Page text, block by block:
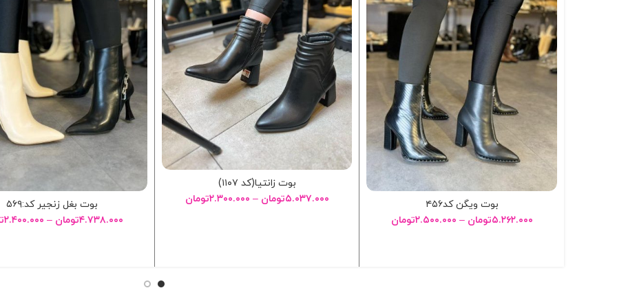
بوت ویگن کد۴۵۶
۵.۲۶۲.۰۰۰تومان – ۲.۵۰۰.۰۰۰تومان
بوت زانتیا(کد ۱۱۰۷)
۵.۰۳۷.۰۰۰تومان – ۲.۳۰۰.۰۰۰تومان
بوت بغل زنجیر کد:۵۶۹
۴.۷۳۸.۰۰۰تومان – ۲.۴۰۰.۰۰۰